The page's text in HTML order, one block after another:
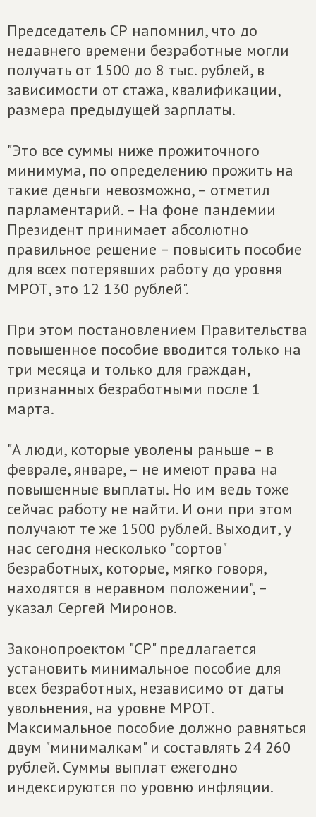
Председатель СР напомнил, что до
недавнего времени безработные могли
получать от 1500 до 8 тыс. рублей, в
зависимости от стажа, квалификации,
размера предыдущей зарплаты.
"Это все суммы ниже прожиточного
минимума, по определению прожить на
такие деньги невозможно, – отметил
парламентарий. – На фоне пандемии
Президент принимает абсолютно
правильное решение – повысить пособие
для всех потерявших работу до уровня
МРОТ, это 12 130 рублей".
При этом постановлением Правительства
повышенное пособие вводится только на
три месяца и только для граждан,
признанных безработными после 1
марта.
"А люди, которые уволены раньше – в
феврале, январе, – не имеют права на
повышенные выплаты. Но им ведь тоже
сейчас работу не найти. И они при этом
получают те же 1500 рублей. Выходит, у
нас сегодня несколько "сортов"
безработных, которые, мягко говоря,
находятся в неравном положении", –
указал Сергей Миронов.
Законопроектом "СР" предлагается
установить минимальное пособие для
всех безработных, независимо от даты
увольнения, на уровне МРОТ.
Максимальное пособие должно равняться
двум "минималкам" и составлять 24 260
рублей. Суммы выплат ежегодно
индексируются по уровню инфляции.